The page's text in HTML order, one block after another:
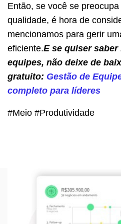
Então, se você se
qualidade, é hora de
mencionamos para gerir
eficiente.E se quiser
equipes, não deixe de
gratuito: Gestão de
completo para líderes
#Meio #Produtividade